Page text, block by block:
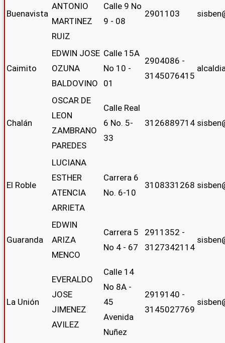
Buenavista
ANTONIO
MARTINEZ
RUIZ
Calle 9 No
9 - 08
2901103
Caimito
EDWIN JOSE
OZUNA
BALDOVINO
Calle 15A
No 10 -
01
2904086 -
3145076415
Chalán
OSCAR DE
LEON
ZAMBRANO
PAREDES
Calle Real
6 No. 5-
33
3126889714
El Roble
LUCIANA
ESTHER
ATENCIA
ARRIETA
Carrera 6
No. 6-10
3108331268
Guaranda
EDWIN
ARIZA
MENCO
Carrera 5
No 4 - 67
2911352 -
3127342114
La Unión
EVERALDO
JOSE
JIMENEZ
AVILEZ
Calle 14
No 8A -
45
Avenida
Nuñez
2919140 -
3145027769